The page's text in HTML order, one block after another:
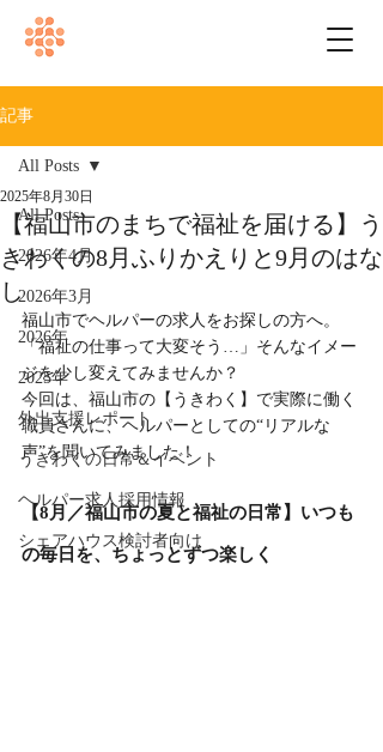
記事
All Posts
2026年4月
2026年3月
2026年
2025年
外出支援レポート
うきわくの日常＆イベント
ヘルパー求人採用情報
シェアハウス検討者向け
All Posts
【福山市のまちで福祉を届ける】う
きわくの8月ふりかえりと9月のはな
し
2025年8月30日
福山市でヘルパーの求人をお探しの方へ。
「福祉の仕事って大変そう…」そんなイメー
ジを少し変えてみませんか？
今回は、福山市の【うきわく】で実際に働く
職員さんに、ヘルパーとしての“リアルな
声”を聞いてみました！
【8月／福山市の夏と福祉の日常】いつも
の毎日を、ちょっとずつ楽しく